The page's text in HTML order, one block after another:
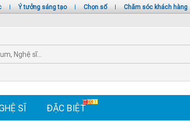
| Ý tưởng sáng tạo | Chọn số | Chăm sóc khách hàng
SĨ ĐẶC BIỆT